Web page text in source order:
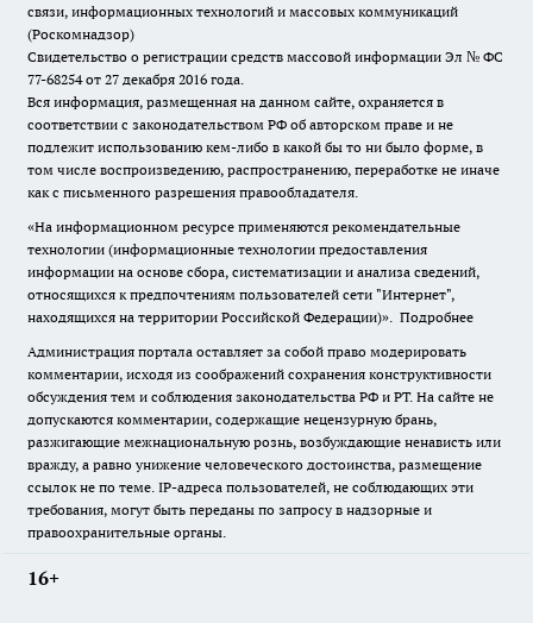
связи, информационных технологий и массовых коммуникаций
(Роскомнадзор)
Свидетельство о регистрации средств массовой информации Эл № ФС
77-68254 от 27 декабря 2016 года.
Вся информация, размещенная на данном сайте, охраняется в
соответствии с законодательством РФ об авторском праве и не
подлежит использованию кем-либо в какой бы то ни было форме, в
том числе воспроизведению, распространению, переработке не иначе
как с письменного разрешения правообладателя.
«На информационном ресурсе применяются рекомендательные
технологии (информационные технологии предоставления
информации на основе сбора, систематизации и анализа сведений,
относящихся к предпочтениям пользователей сети "Интернет",
находящихся на территории Российской Федерации)». Подробнее
Администрация портала оставляет за собой право модерировать
комментарии, исходя из соображений сохранения конструктивности
обсуждения тем и соблюдения законодательства РФ и РТ. На сайте не
допускаются комментарии, содержащие нецензурную брань,
разжигающие межнациональную рознь, возбуждающие ненависть или
вражду, а равно унижение человеческого достоинства, размещение
ссылок не по теме. IP-адреса пользователей, не соблюдающих эти
требования, могут быть переданы по запросу в надзорные и
правоохранительные органы.
16+